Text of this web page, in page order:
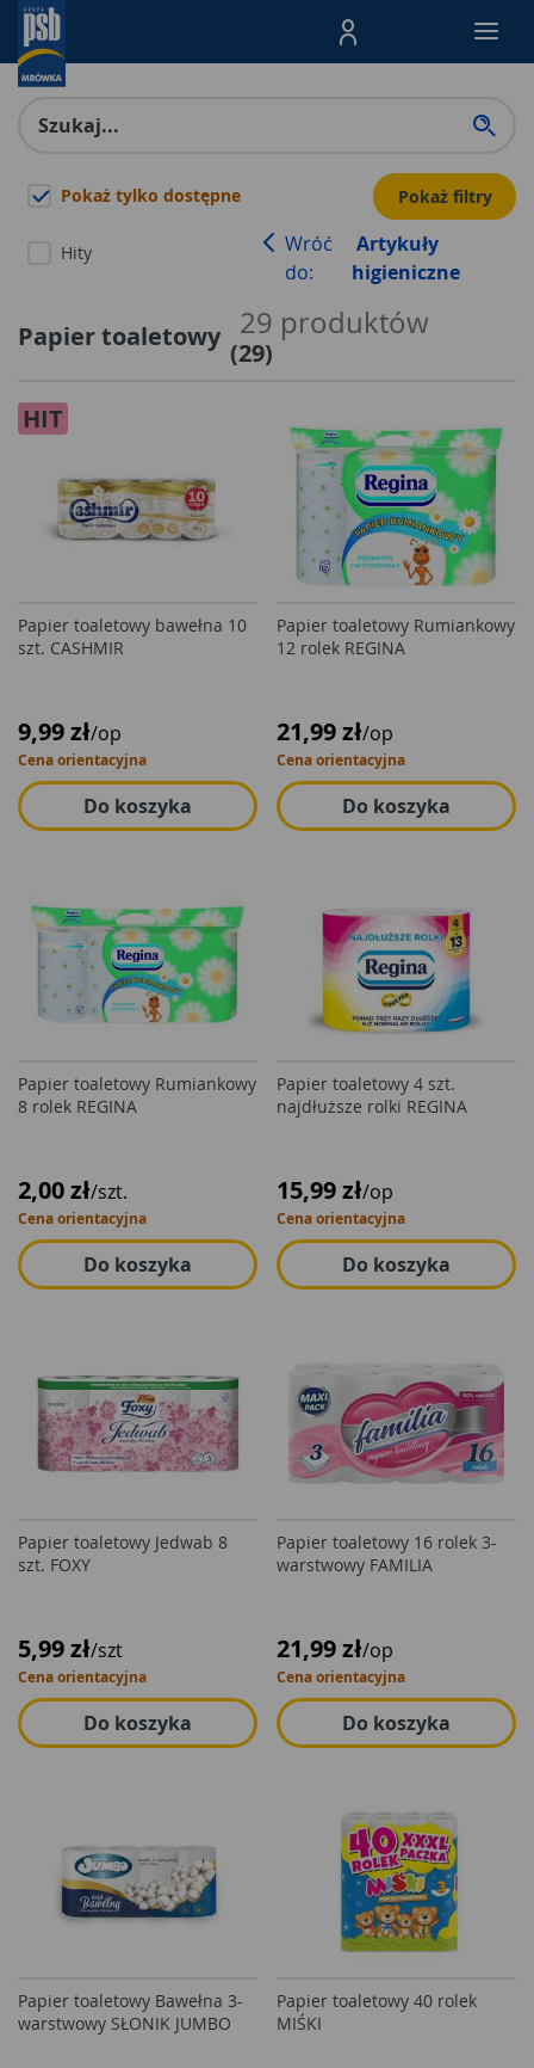
Menu Produktów,
Pokaż tylko dostępne
Hity
Pokaż filtry
Wróć
do:
Artykuły
higieniczne
Papier toaletowy 29 produktów
(29)
HIT
Papier toaletowy bawełna 10
szt. CASHMIR
9,99 zł/op
Cena orientacyjna
Do koszyka
Papier toaletowy Rumiankowy
12 rolek REGINA
21,99 zł/op
Cena orientacyjna
Do koszyka
Papier toaletowy Rumiankowy
8 rolek REGINA
2,00 zł/szt.
Cena orientacyjna
Do koszyka
Papier toaletowy 4 szt.
najdłuższe rolki REGINA
15,99 zł/op
Cena orientacyjna
Do koszyka
Papier toaletowy Jedwab 8
szt. FOXY
5,99 zł/szt
Cena orientacyjna
Do koszyka
Papier toaletowy 16 rolek 3-
warstwowy FAMILIA
21,99 zł/op
Cena orientacyjna
Do koszyka
Papier toaletowy Bawełna 3-
warstwowy SŁONIK JUMBO
Papier toaletowy 40 rolek
MIŚKI